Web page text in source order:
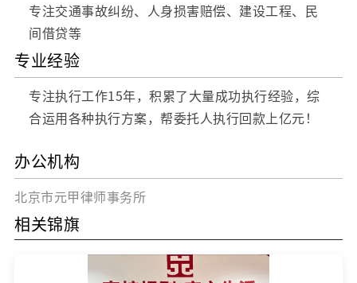
专注交通事故纠纷、人身损害赔偿、建设工程、民
间借贷等
专业经验
专注执行工作15年，积累了大量成功执行经验，综
合运用各种执行方案，帮委托人执行回款上亿元！
办公机构
北京市元甲律师事务所
相关锦旗